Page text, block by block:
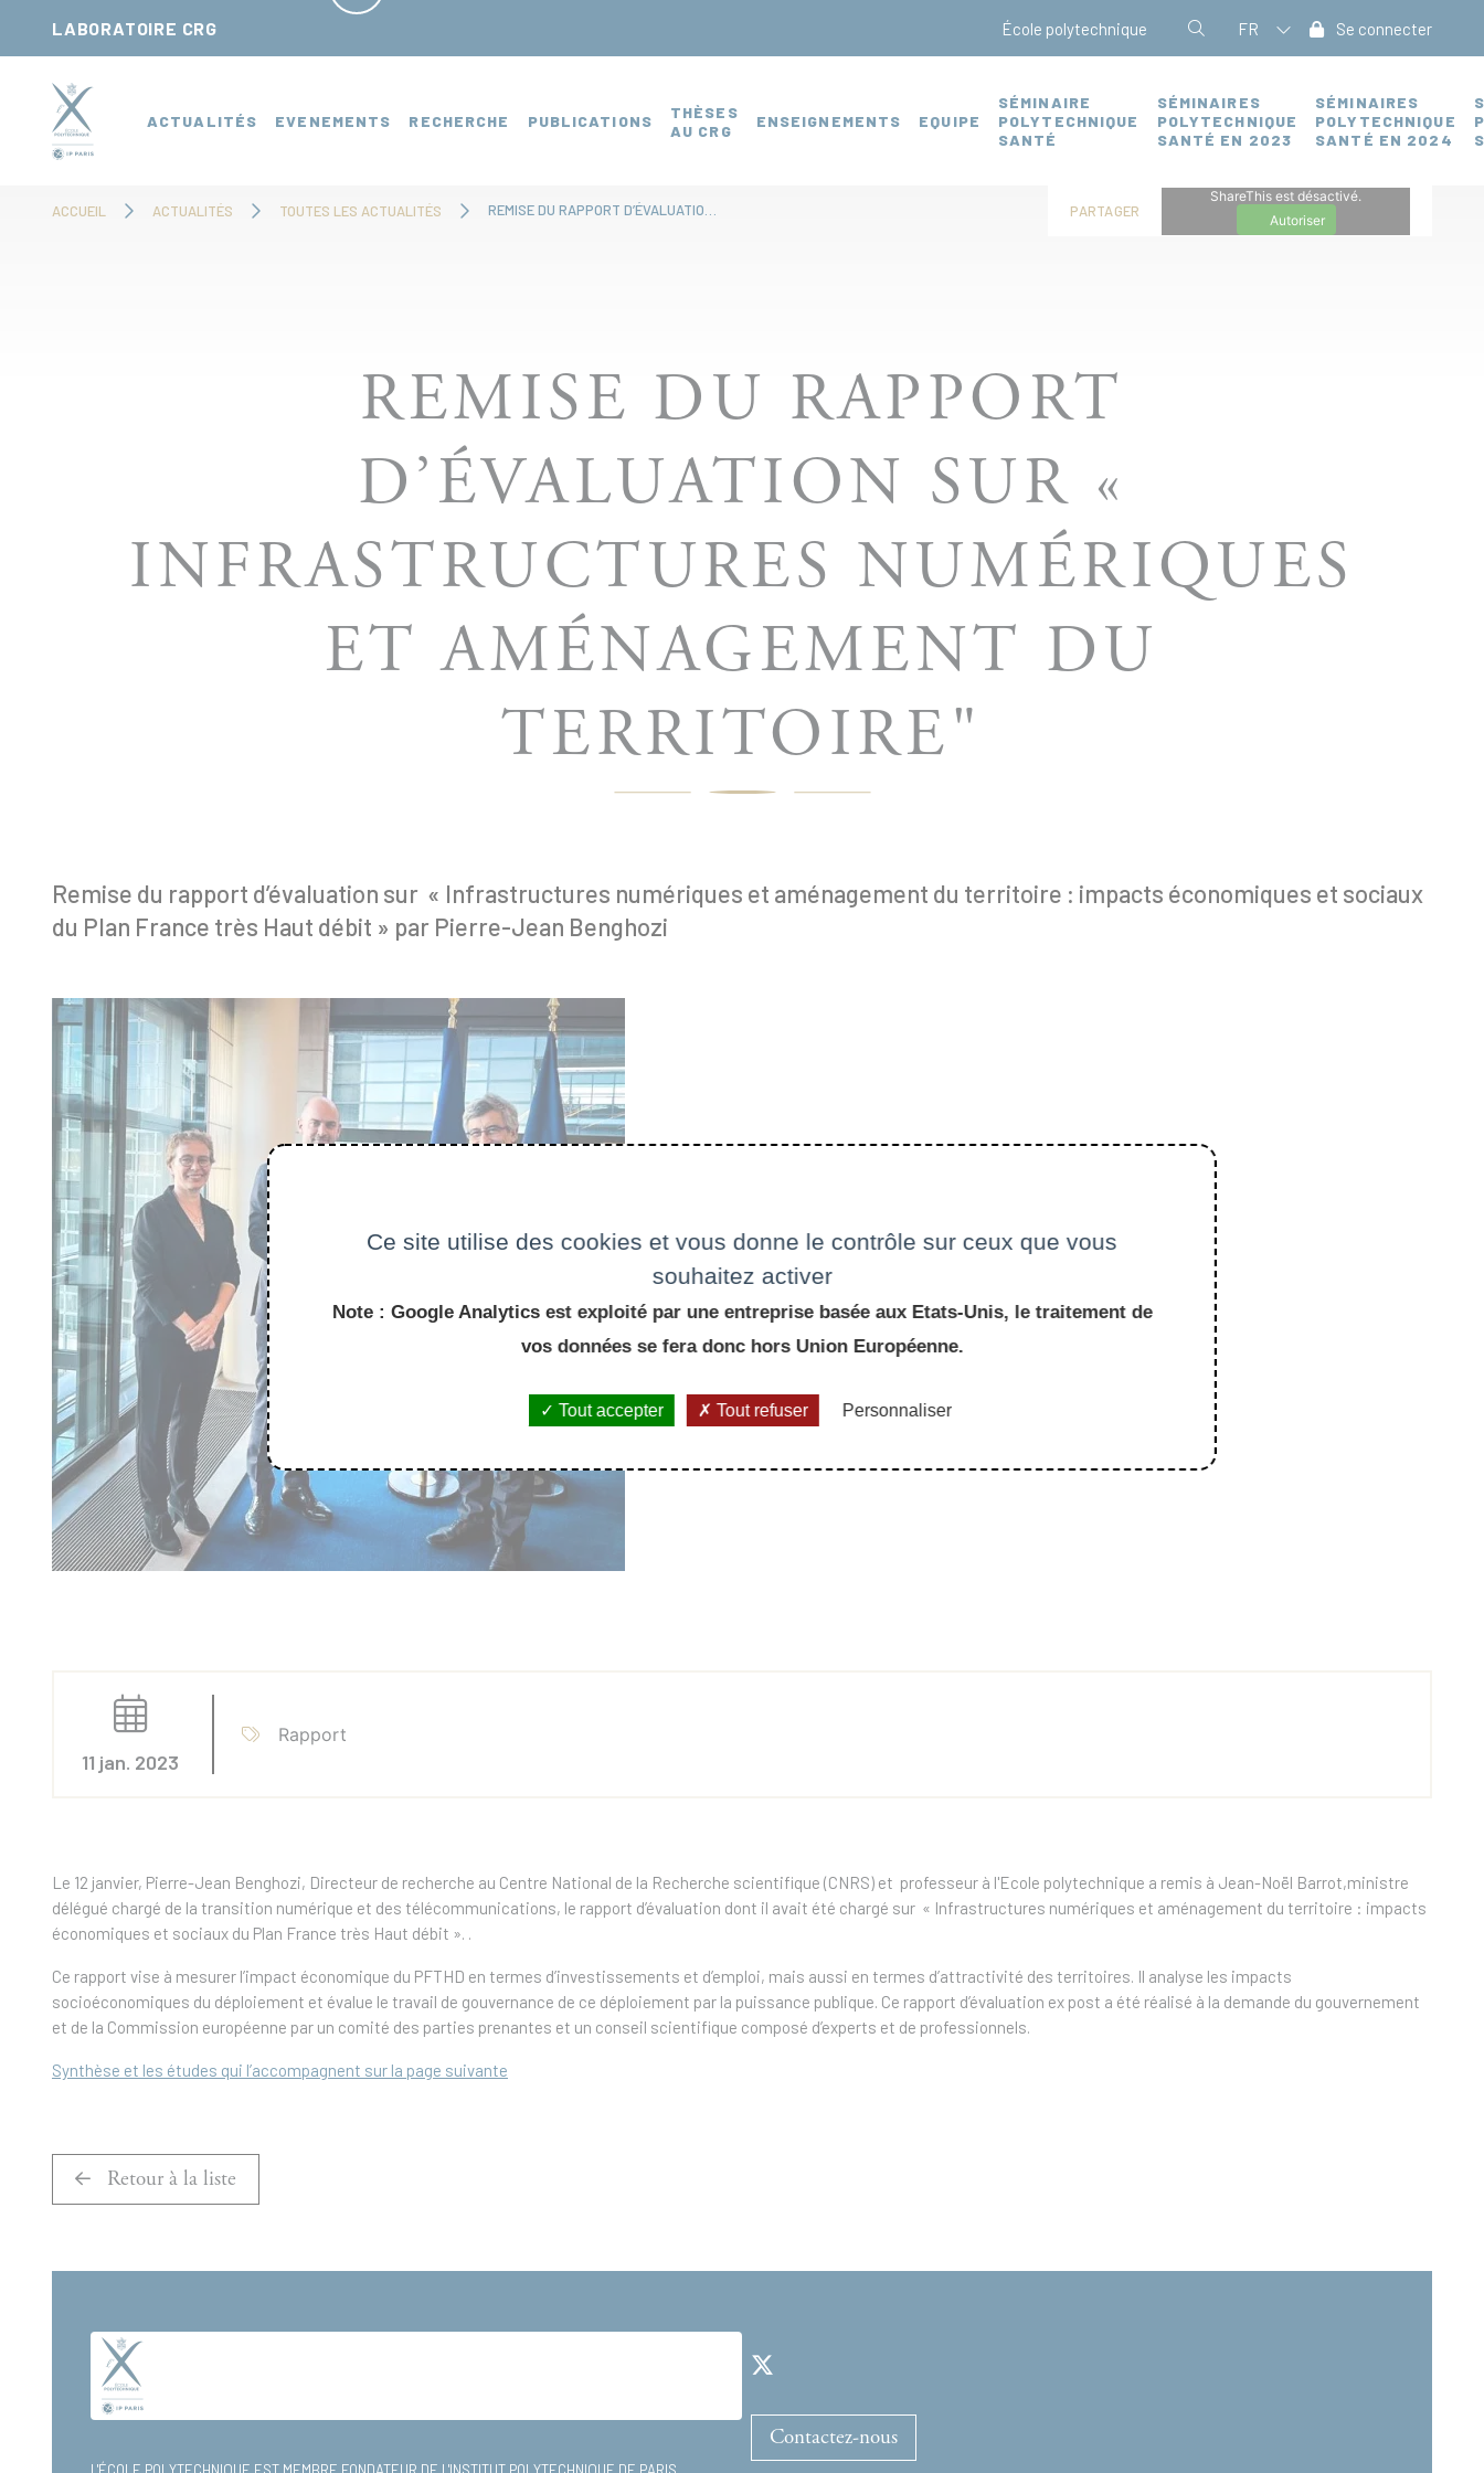
LABORATOIRE CRG École polytechnique FR Se connecter
ACTUALITÉS EVENEMENTS RECHERCHE PUBLICATIONS
THÈSES
AU CRG
ENSEIGNEMENTS EQUIPE
SÉMINAIRE
POLYTECHNIQUE
SANTÉ
SÉMINAIRES
POLYTECHNIQUE
SANTÉ EN 2023
SÉMINAIRES
POLYTECHNIQUE
SANTÉ EN 2024
ACCUEIL ACTUALITÉS TOUTES LES ACTUALITÉS PARTAGER
ShareThis est désactivé.
Autoriser
REMISE DU RAPPORT
D’ÉVALUATION SUR «
INFRASTRUCTURES NUMÉRIQUES
ET AMÉNAGEMENT DU
TERRITOIRE"
Remise du rapport d’évaluation sur « Infrastructures numériques et aménagement du territoire : impacts économiques et sociaux
du Plan France très Haut débit » par Pierre-Jean Benghozi
11 jan. 2023
Rapport
Le 12 janvier, Pierre-Jean Benghozi, Directeur de recherche au Centre National de la Recherche scientifique (CNRS) et professeur à l'Ecole polytechnique a remis à Jean-Noël Barrot,ministre
délégué chargé de la transition numérique et des télécommunications, le rapport d’évaluation dont il avait été chargé sur « Infrastructures numériques et aménagement du territoire : impacts
économiques et sociaux du Plan France très Haut débit ». .
Ce rapport vise à mesurer l’impact économique du PFTHD en termes d’investissements et d’emploi, mais aussi en termes d’attractivité des territoires. Il analyse les impacts
socioéconomiques du déploiement et évalue le travail de gouvernance de ce déploiement par la puissance publique. Ce rapport d’évaluation ex post a été réalisé à la demande du gouvernement
et de la Commission européenne par un comité des parties prenantes et un conseil scientifique composé d’experts et de professionnels.
Synthèse et les études qui l’accompagnent sur la page suivante
Retour à la liste
Contactez-nous
Ce site utilise des cookies et vous donne le contrôle sur ceux que vous
souhaitez activer
Note : Google Analytics est exploité par une entreprise basée aux Etats-Unis, le traitement de
vos données se fera donc hors Union Européenne.
Tout accepter Tout refuser Personnaliser